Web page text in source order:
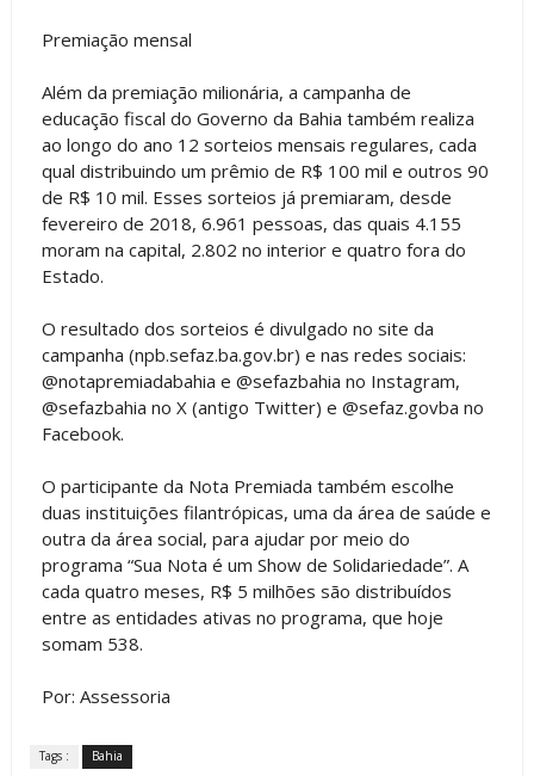
Premiação mensal
Além da premiação milionária, a campanha de
educação fiscal do Governo da Bahia também realiza
ao longo do ano 12 sorteios mensais regulares, cada
qual distribuindo um prêmio de R$ 100 mil e outros 90
de R$ 10 mil. Esses sorteios já premiaram, desde
fevereiro de 2018, 6.961 pessoas, das quais 4.155
moram na capital, 2.802 no interior e quatro fora do
Estado.
O resultado dos sorteios é divulgado no site da
campanha (npb.sefaz.ba.gov.br) e nas redes sociais:
@notapremiadabahia e @sefazbahia no Instagram,
@sefazbahia no X (antigo Twitter) e @sefaz.govba no
Facebook.
O participante da Nota Premiada também escolhe
duas instituições filantrópicas, uma da área de saúde e
outra da área social, para ajudar por meio do
programa “Sua Nota é um Show de Solidariedade”. A
cada quatro meses, R$ 5 milhões são distribuídos
entre as entidades ativas no programa, que hoje
somam 538.
Por: Assessoria
Tags : Bahia